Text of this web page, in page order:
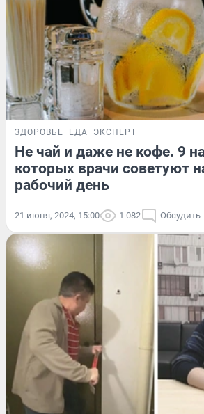
ЗДОРОВЬЕ ЕДА ЭКСПЕРТ
Не чай и даже не кофе. 9
которых врачи советуют
рабочий день
21 июня, 2024, 15:00 1 082 Обсудить